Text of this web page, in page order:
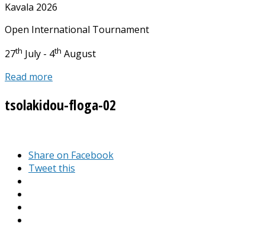
Kavala 2026
Open International Tournament
27th July - 4th August
Read more
tsolakidou-floga-02
Share on Facebook
Tweet this